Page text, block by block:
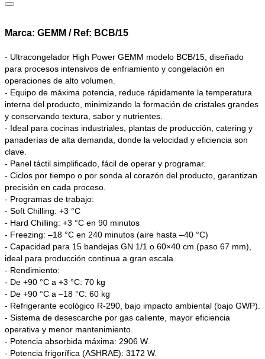
Marca: GEMM / Ref: BCB/15
- Ultracongelador High Power GEMM modelo BCB/15, diseñado
para procesos intensivos de enfriamiento y congelación en
operaciones de alto volumen.
- Equipo de máxima potencia, reduce rápidamente la temperatura
interna del producto, minimizando la formación de cristales grandes
y conservando textura, sabor y nutrientes.
- Ideal para cocinas industriales, plantas de producción, catering y
panaderías de alta demanda, donde la velocidad y eficiencia son
clave.
- Panel táctil simplificado, fácil de operar y programar.
- Ciclos por tiempo o por sonda al corazón del producto, garantizan
precisión en cada proceso.
- Programas de trabajo:
- Soft Chilling: +3 °C
- Hard Chilling: +3 °C en 90 minutos
- Freezing: –18 °C en 240 minutos (aire hasta –40 °C)
- Capacidad para 15 bandejas GN 1/1 o 60×40 cm (paso 67 mm),
ideal para producción continua a gran escala.
- Rendimiento:
- De +90 °C a +3 °C: 70 kg
- De +90 °C a –18 °C: 60 kg
- Refrigerante ecológico R-290, bajo impacto ambiental (bajo GWP).
- Sistema de desescarche por gas caliente, mayor eficiencia
operativa y menor mantenimiento.
- Potencia absorbida máxima: 2906 W.
- Potencia frigorífica (ASHRAE): 3172 W.